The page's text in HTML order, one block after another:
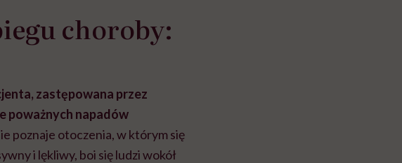
choroby:
zastępowana przez
poważnych napadów
poznaje otoczenia, w którym się
i lękliwy, boi się ludzi wokół